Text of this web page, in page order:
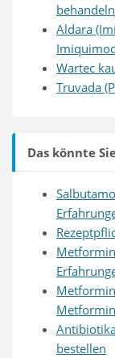
behandeln
Aldara
Wartec
Truvada
Das könnte
bestellen